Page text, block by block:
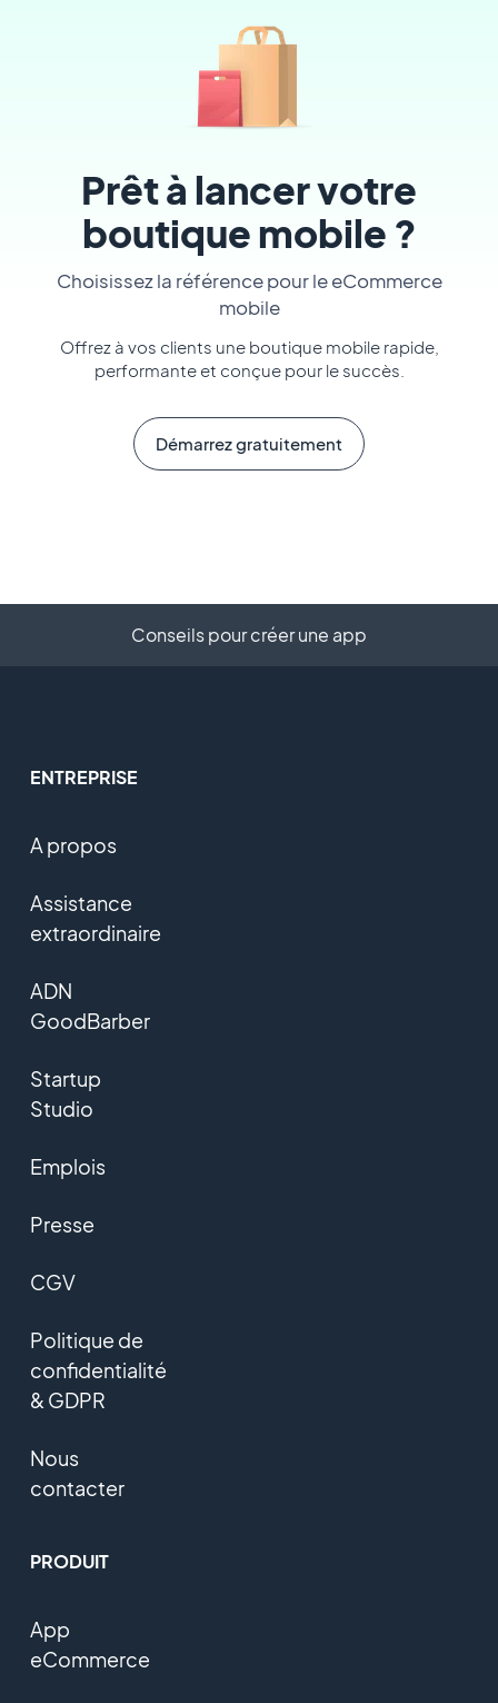
Prêt à lancer votre
boutique mobile ?
Choisissez la référence pour le eCommerce
mobile
Offrez à vos clients une boutique mobile rapide,
performante et conçue pour le succès.
Démarrez gratuitement
Conseils pour créer une app
ENTREPRISE
A propos
Assistance
extraordinaire
ADN
GoodBarber
Startup
Studio
Emplois
Presse
CGV
Politique de
confidentialité
& GDPR
Nous
contacter
PRODUIT
App
eCommerce